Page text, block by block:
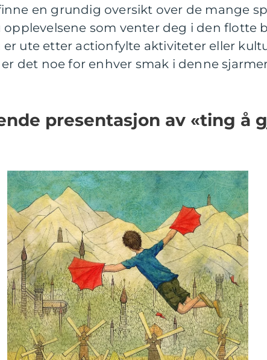
en grundig oversikt over de mange
som venter deg i den flotte
er ute etter actionfylte aktiviteter eller
er det noe for enhver smak i denne
presentasjon av «ting å